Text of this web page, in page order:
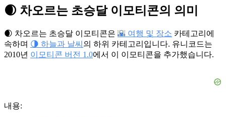
🌒 차오르는 초승달 이모티콘의 의미
🌒 차오르는 초승달 이모티콘은 🌇 여행 및 장소 카테고리에
속하며 🌗 하늘과 날씨 의 하위 카테고리입니다. 유니코드는
2010년 이모티콘 버전 1.0에서 이 이모티콘을 추가했습니다.
내용: